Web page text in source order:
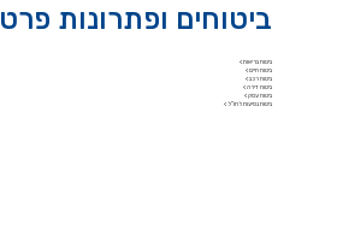
ביטוחים ופתרונות פרט
ביטוח בריאות >
ביטוח חיים >
ביטוח רכב >
ביטוח דירה >
ביטוח עסק >
ביטוח נסיעות לחו"ל >